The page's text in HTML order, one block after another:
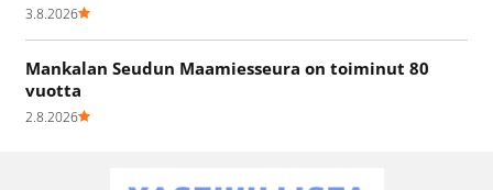
3.8.2026
Mankalan Seudun Maamiesseura on toiminut 80
vuotta
2.8.2026